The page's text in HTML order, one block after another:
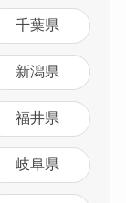
千葉県
新潟県
福井県
岐阜県